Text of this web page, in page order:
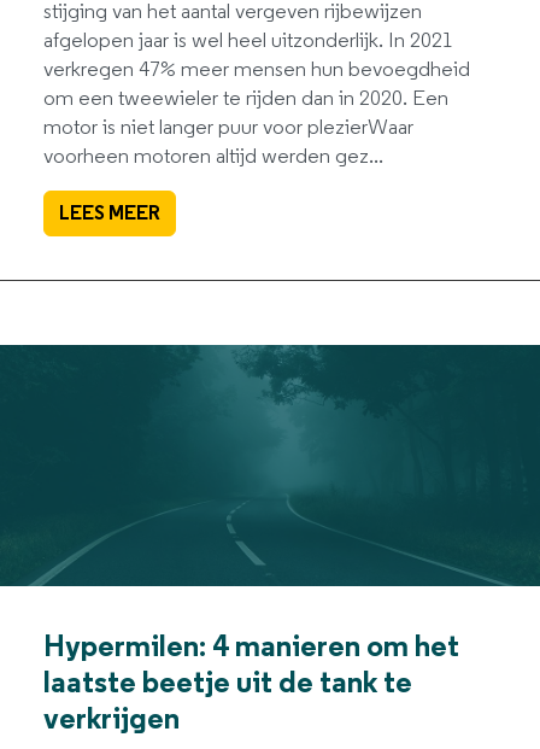
stijging van het aantal vergeven rijbewijzen
afgelopen jaar is wel heel uitzonderlijk. In 2021
verkregen 47% meer mensen hun bevoegdheid
om een tweewieler te rijden dan in 2020. Een
motor is niet langer puur voor plezierWaar
voorheen motoren altijd werden gez...
LEES MEER
Hypermilen: 4 manieren om het
laatste beetje uit de tank te
verkrijgen